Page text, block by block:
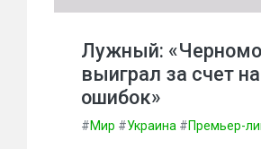
Лужный:
выиграл за счет
ошибок»
#Мир #Украина #Премьер-